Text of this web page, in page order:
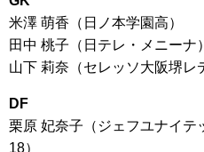
米澤 萌香（日ノ本学園高）
田中 桃子（日テレ・メニーナ）
山下 莉奈（セレッソ大阪堺レ
DF
栗原 妃奈子（ジェフユナイテ
18）